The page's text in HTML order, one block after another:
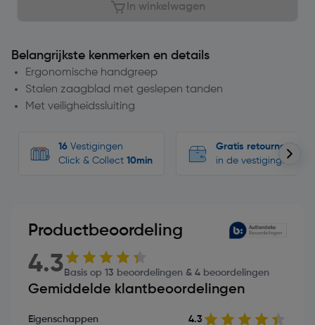
In winkelwagen
Belangrijkste kenmerken en details
Ergonomische handgreep
Stalen zaagblad met geslepen tanden
Met veiligheidssluiting
16 Vestigingen
Click & Collect 10min
Gratis retourneren
in de vestigingen
Productbeoordeling
4.3 Basis op 13 beoordelingen & 4 beoordelingen
Gemiddelde klantbeoordelingen
Eigenschappen 4.3